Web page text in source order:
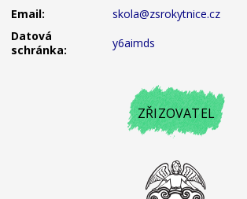
Email:
skola@zsrokytnice.cz
Datová
schránka:
y6aimds
ZŘIZOVATEL